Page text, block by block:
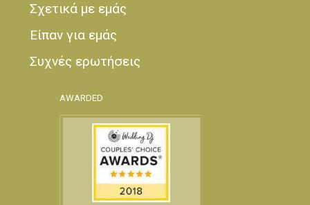
Σχετικά με εμάς
Είπαν για εμάς
Συχνές ερωτήσεις
AWARDED